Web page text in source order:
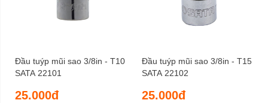
Đầu tuýp mũi sao 3/8in - T10
SATA 22101
25.000đ
Đầu tuýp mũi sao 3/8in - T15
SATA 22102
25.000đ